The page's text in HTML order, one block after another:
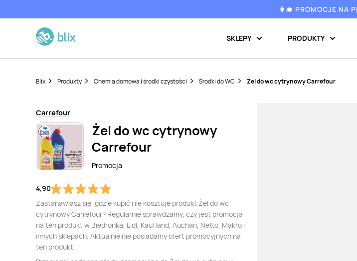
👩‍🎓 PROMOCJE NA
SKLEPY PRODUKTY
Blix Produkty Chemia domowa i środki czystości Środki do WC Żel do wc cytrynowy Carrefour
Carrefour
Żel do wc cytrynowy
Carrefour
Promocja
4,90
Zastanawiasz się, gdzie kupić i ile kosztuje produkt Żel do wc
cytrynowy Carrefour? Regularnie sprawdzamy, czy jest promocja
na ten produkt w Biedronka, Lidl, Kaufland, Auchan, Netto, Makro i
innych sklepach. Aktualnie nie posiadamy ofert promocyjnych na
ten produkt.